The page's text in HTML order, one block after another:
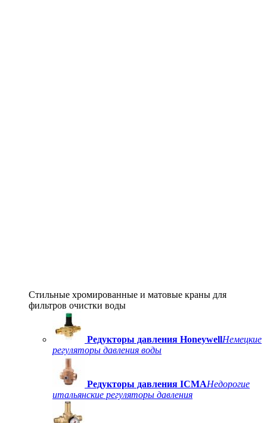
Стильные хромированные и матовые краны для
фильтров очистки воды
Редукторы давления HoneywellНемецкие
регуляторы давления воды
Редукторы давления ICMAНедорогие
итальянские регуляторы давления